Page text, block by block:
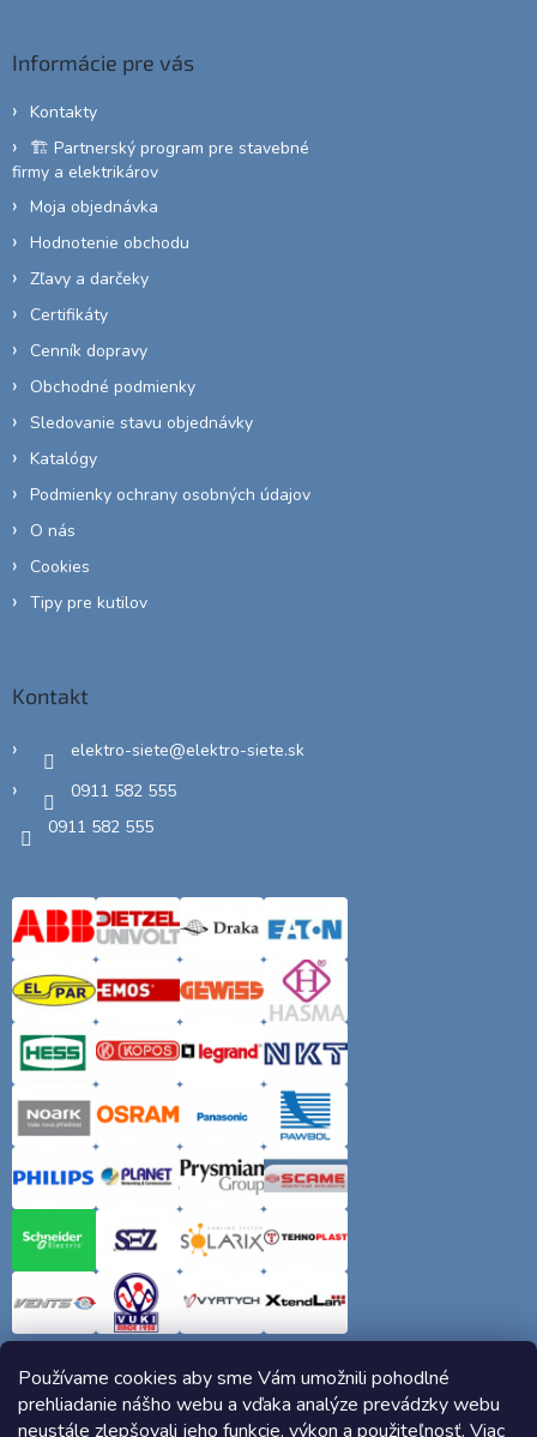
Používame cookies aby sme Vám umožnili pohodlné
prehliadanie nášho webu a vďaka analýze prevádzky webu
neustále zlepšovali jeho funkcie, výkon a použiteľnosť. Viac
Informácie pre vás
Kontakty
🏗️ Partnerský program pre stavebné
firmy a elektrikárov
Moja objednávka
Hodnotenie obchodu
Zľavy a darčeky
Certifikáty
Cenník dopravy
Obchodné podmienky
Sledovanie stavu objednávky
Katalógy
Podmienky ochrany osobných údajov
O nás
Cookies
Tipy pre kutilov
Kontakt
elektro-siete@elektro-siete.sk
0911 582 555
0911 582 555